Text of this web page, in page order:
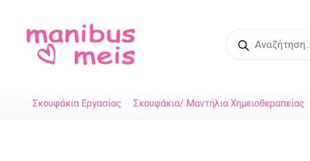
Products
search
Σκουφάκια Εργασίας Σκουφάκια/ Μαντήλια Χημειοθεραπείας